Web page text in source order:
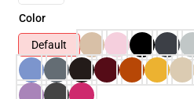
Color
Default